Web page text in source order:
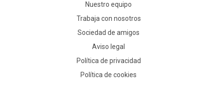
Nuestro equipo
Trabaja con nosotros
Sociedad de amigos
Aviso legal
Política de privacidad
Política de cookies